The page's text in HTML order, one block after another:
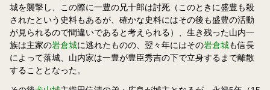
城を襲撃し、この際に一豊の兄十郎は討死（このときに盛豊も殺
されたという史料もあるが、確かな史料にはその後も盛豊の活動
が見られるので間違いであると考えられる）、生き残った山内一
族は主家の岩倉城に逃れたものの、翌々年にはその岩倉城も信長
によって落城、山内家は一豊が豊臣秀吉の下で立身するまで離散
することとなった。